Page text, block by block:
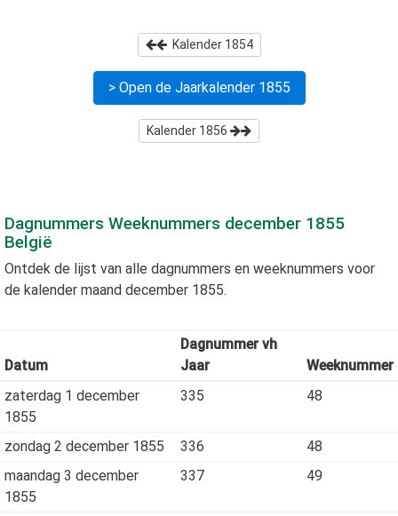
Kalender 1854
> Open de Jaarkalender 1855
Kalender 1856
Dagnummers Weeknummers december 1855
België
Ontdek de lijst van alle dagnummers en weeknummers voor
de kalender maand december 1855.
Datum
Dagnummer vh
Jaar
Weeknummer
zaterdag 1 december
1855
335 48
zondag 2 december 1855 336
48
maandag 3 december
1855
337 49